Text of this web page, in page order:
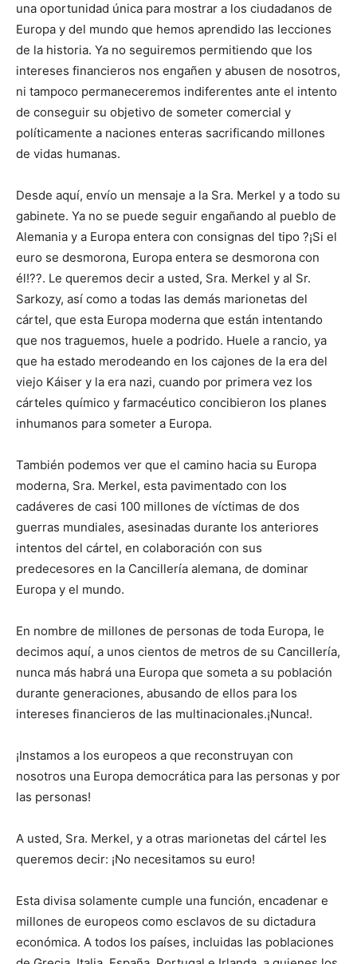
una oportunidad única para mostrar a los ciudadanos de
Europa y del mundo que hemos aprendido las lecciones
de la historia. Ya no seguiremos permitiendo que los
intereses financieros nos engañen y abusen de nosotros,
ni tampoco permaneceremos indiferentes ante el intento
de conseguir su objetivo de someter comercial y
políticamente a naciones enteras sacrificando millones
de vidas humanas.
Desde aquí, envío un mensaje a la Sra. Merkel y a todo su
gabinete. Ya no se puede seguir engañando al pueblo de
Alemania y a Europa entera con consignas del tipo ?¡Si el
euro se desmorona, Europa entera se desmorona con
él!??. Le queremos decir a usted, Sra. Merkel y al Sr.
Sarkozy, así como a todas las demás marionetas del
cártel, que esta Europa moderna que están intentando
que nos traguemos, huele a podrido. Huele a rancio, ya
que ha estado merodeando en los cajones de la era del
viejo Káiser y la era nazi, cuando por primera vez los
cárteles químico y farmacéutico concibieron los planes
inhumanos para someter a Europa.
También podemos ver que el camino hacia su Europa
moderna, Sra. Merkel, esta pavimentado con los
cadáveres de casi 100 millones de víctimas de dos
guerras mundiales, asesinadas durante los anteriores
intentos del cártel, en colaboración con sus
predecesores en la Cancillería alemana, de dominar
Europa y el mundo.
En nombre de millones de personas de toda Europa, le
decimos aquí, a unos cientos de metros de su Cancillería,
nunca más habrá una Europa que someta a su población
durante generaciones, abusando de ellos para los
intereses financieros de las multinacionales.¡Nunca!.
¡Instamos a los europeos a que reconstruyan con
nosotros una Europa democrática para las personas y por
las personas!
A usted, Sra. Merkel, y a otras marionetas del cártel les
queremos decir: ¡No necesitamos su euro!
Esta divisa solamente cumple una función, encadenar e
millones de europeos como esclavos de su dictadura
económica. A todos los países, incluidas las poblaciones